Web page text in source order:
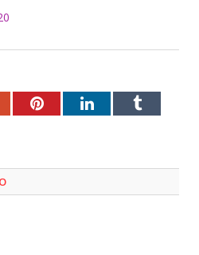
PinterestLinkedInTumblr